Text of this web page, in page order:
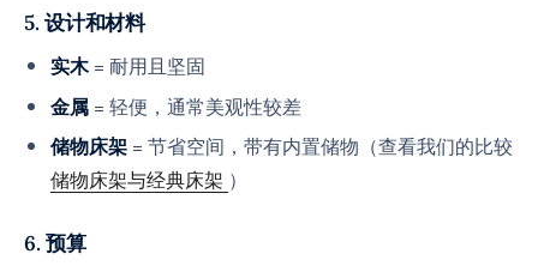
5. 设计和材料
实木= 耐用且坚固
金属 = 轻便，通常美观性较差
储物床架 = 节省空间，带有内置储物（查看我们的比较
储物床架与经典床架 ）
6. 预算